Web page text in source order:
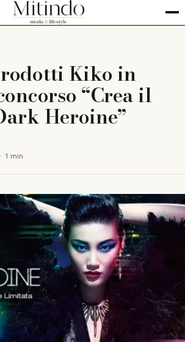
Kiko in
“Crea il
Heroine”
· 1 min